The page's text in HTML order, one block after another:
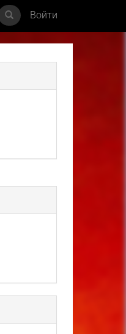
Войти